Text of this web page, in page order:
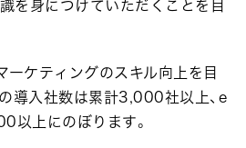
ーケティングのスキル向上を目
導入社数は累計3,000社以上、e
以上にのぼります。